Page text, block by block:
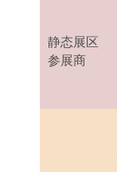
静态展区
参展商